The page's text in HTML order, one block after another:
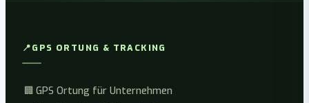
📍GPS ORTUNG & TRACKING
🏢 GPS Ortung für Unternehmen